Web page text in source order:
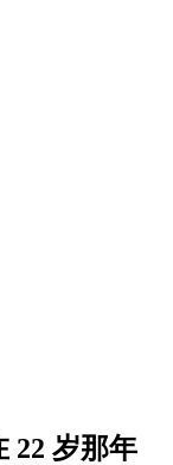
22 岁那年